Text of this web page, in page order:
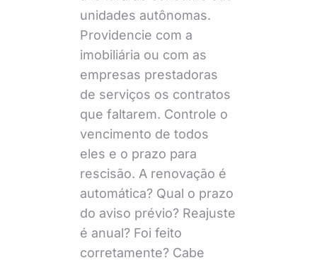
unidades autônomas.
Providencie com a
imobiliária ou com as
empresas prestadoras
de serviços os contratos
que faltarem. Controle o
vencimento de todos
eles e o prazo para
rescisão. A renovação é
automática? Qual o prazo
do aviso prévio? Reajuste
é anual? Foi feito
corretamente? Cabe